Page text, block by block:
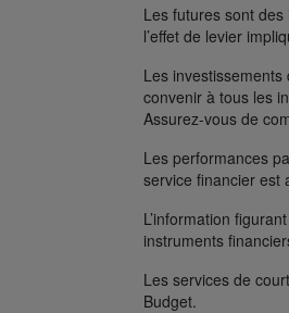
Les futures sont des
l’effet de levier
Les
convenir à tous les
Assurez-vous de
Les performances
service financier est
L’information
instruments
Les services de
Budget.